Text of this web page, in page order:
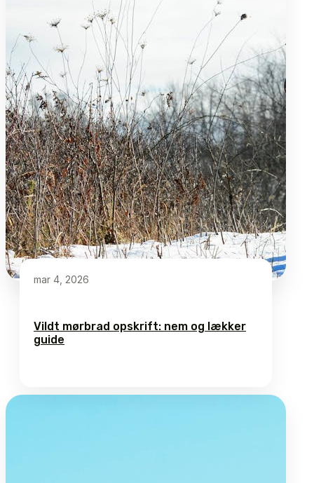
mar 4, 2026
Vildt mørbrad opskrift: nem og lækker
guide